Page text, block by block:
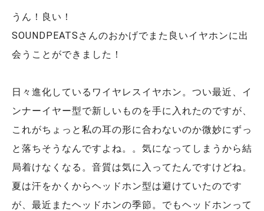
うん！良い！
SOUNDPEATSさんのおかげでまた良いイヤホンに出
会うことができました！
日々進化しているワイヤレスイヤホン。つい最近、イ
ンナーイヤー型で新しいものを手に入れたのですが、
これがちょっと私の耳の形に合わないのか微妙にずっ
と落ちそうなんですよね。。気になってしまうから結
局着けなくなる。音質は気に入ってたんですけどね。
夏は汗をかくからヘッドホン型は避けていたのです
が、最近またヘッドホンの季節。でもヘッドホンって